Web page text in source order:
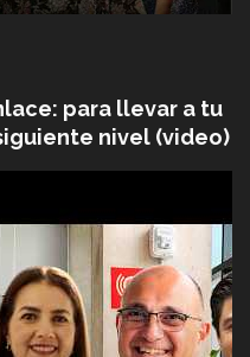
para llevar a tu
nivel (video)